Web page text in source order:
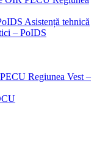
Asistență tehnică
– PoIDS
Regiunea Vest –